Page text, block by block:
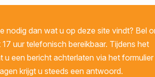
nodig dan wat u op deze site vindt? Bel
uur telefonisch bereikbaar. Tijdens het
een bericht achterlaten via het formulier
krijgt u steeds een antwoord.